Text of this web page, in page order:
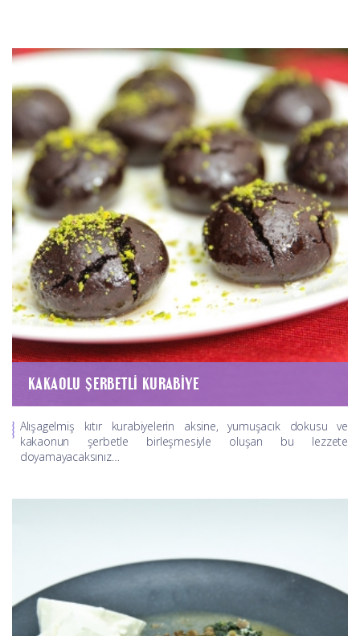
KAKAOLU ŞERBETLI KURABIYE
Alışagelmiş kıtır kurabiyelerin aksine, yumuşacık dokusu ve
kakaonun şerbetle birleşmesiyle oluşan bu lezzete
doyamayacaksınız…